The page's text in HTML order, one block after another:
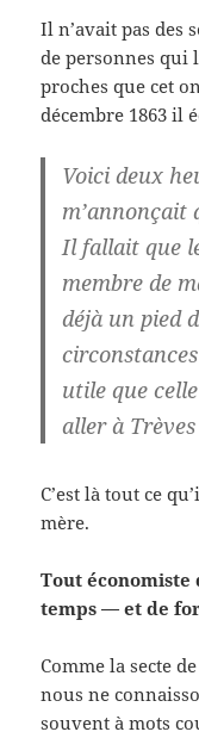
Il n’avait pas des
de personnes qui
proches que cet
décembre 1863 il
Voici deux
m’annonçait
Il fallait que
membre de
déjà un pied
utile que
aller à
C’est là tout ce
mère.
Tout
temps — et de
Comme la secte
nous ne
souvent à mots